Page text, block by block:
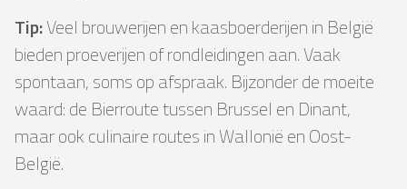
Tip:Veel brouwerijen en kaasboerderijen in België
bieden proeverijen of rondleidingen aan. Vaak
spontaan, soms op afspraak. Bijzonder de moeite
waard: de Bierroute tussen Brussel en Dinant,
maar ook culinaire routes in Wallonië en Oost-
België.